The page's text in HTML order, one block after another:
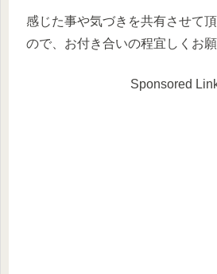
感じた事や気づきを共有させて
ので、お付き合いの程宜しくお
Sponsored